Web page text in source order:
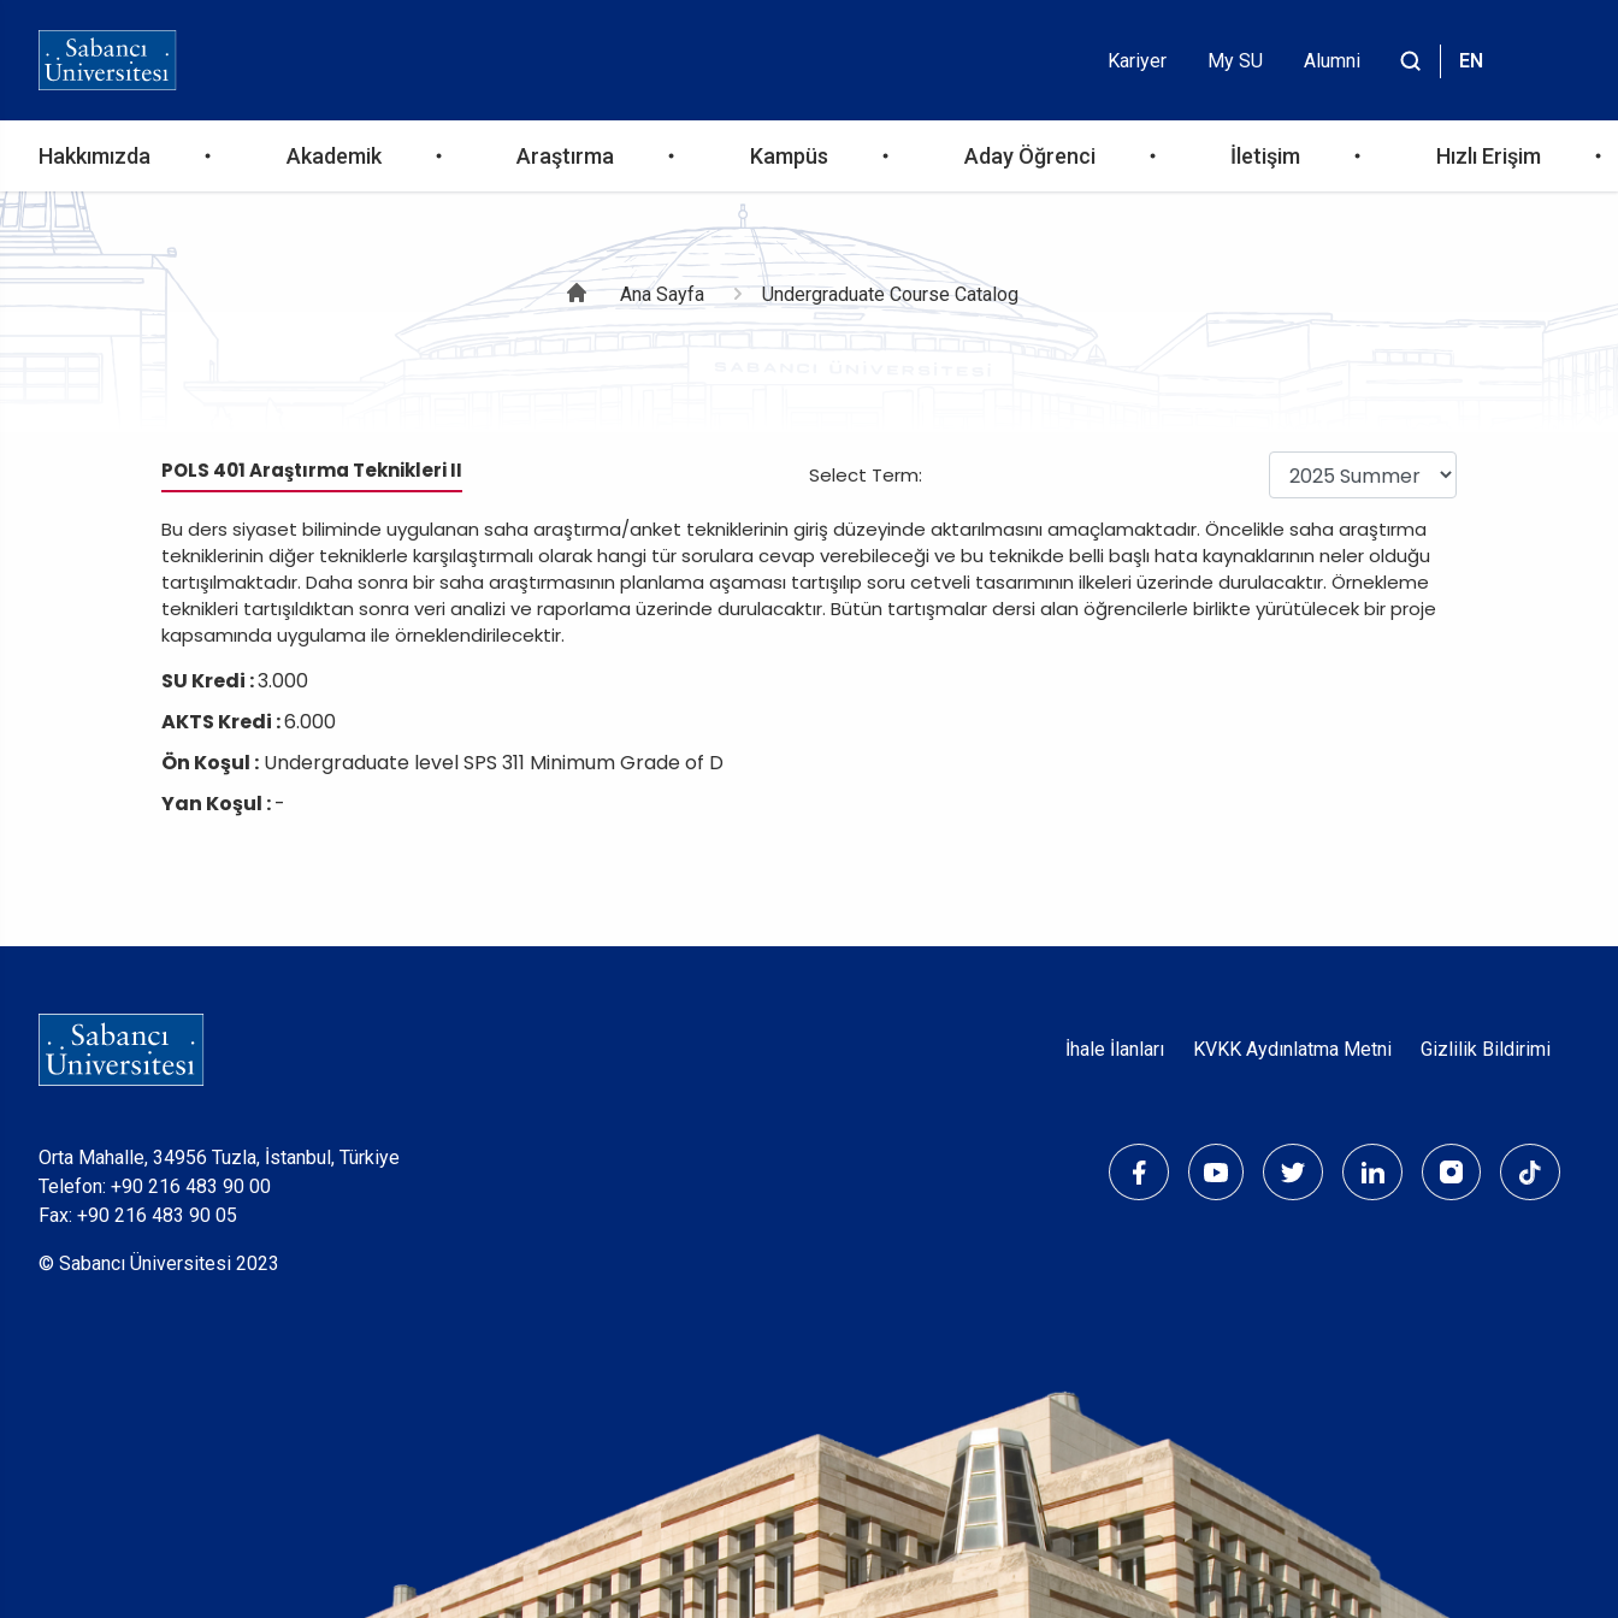
Header
Top
Kariyer My SU
Alumni
EN
Ana
gezinti
menüsü
Hakkımızda Akademik Araştırma Kampüs Aday Öğrenci İletişim Hızlı Erişim
Sayfa
Ana Sayfa Undergraduate Course Catalog
POLS 401 Araştırma Teknikleri II Select Term:
Bu ders siyaset biliminde uygulanan saha araştırma/anket tekniklerinin giriş düzeyinde aktarılmasını amaçlamaktadır. Öncelikle saha araştırma
tekniklerinin diğer tekniklerle karşılaştırmalı olarak hangi tür sorulara cevap verebileceği ve bu teknikde belli başlı hata kaynaklarının neler olduğu
tartışılmaktadır. Daha sonra bir saha araştırmasının planlama aşaması tartışılıp soru cetveli tasarımının ilkeleri üzerinde durulacaktır. Örnekleme
teknikleri tartışıldıktan sonra veri analizi ve raporlama üzerinde durulacaktır. Bütün tartışmalar dersi alan öğrencilerle birlikte yürütülecek bir proje
kapsamında uygulama ile örneklendirilecektir.
SU Kredi :3.000
AKTS Kredi :6.000
Ön Koşul : Undergraduate level SPS 311 Minimum Grade of D
Yan Koşul :-
Dipnot
İhale İlanları KVKK Aydınlatma Metni Gizlilik Bildirimi
Orta Mahalle, 34956 Tuzla, İstanbul, Türkiye
Telefon: +90 216 483 90 00
Fax: +90 216 483 90 05
© Sabancı Üniversitesi 2023